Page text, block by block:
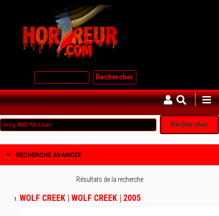
Rechercher
RECHERCHE AVANCÉE
Résultats de la recherche
WOLF CREEK | WOLF CREEK | 2005